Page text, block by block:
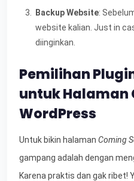
Backup Website:
website kalian. Just in
diinginkan.
Pemilihan
untuk Halaman
WordPress
Untuk bikin halaman Coming
gampang adalah dengan
Karena praktis dan gak ribet!